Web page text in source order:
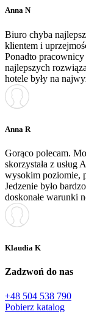
Anna N
Biuro chyba
klientem i
Ponadto
najlepszych
hotele były na
Anna R
Gorąco polecam.
skorzystała z usług
wysokim poziomie,
Jedzenie było
doskonałe warunki
Klaudia K
Zadzwoń do nas
+48 504 538 790
Pobierz katalog